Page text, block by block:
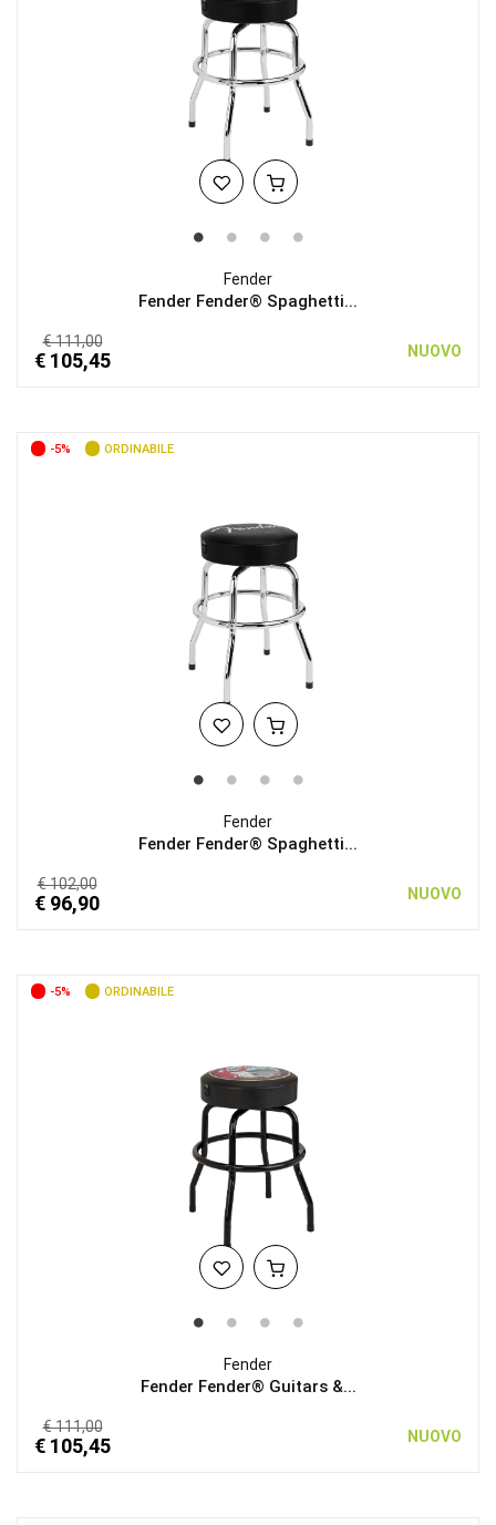
Fender
Fender Fender® Spaghetti...
€ 111,00
€ 105,45 NUOVO
-5% ORDINABILE
Fender
Fender Fender® Spaghetti...
€ 102,00
€ 96,90 NUOVO
-5% ORDINABILE
Fender
Fender Fender® Guitars &...
€ 111,00
€ 105,45 NUOVO